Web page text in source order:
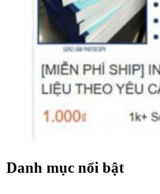
Danh mục nổi bật